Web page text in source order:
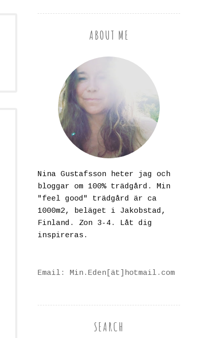
ABOUT ME
Nina Gustafsson heter jag och
bloggar om 100% trädgård. Min
"feel good" trädgård är ca
1000m2, beläget i Jakobstad,
Finland. Zon 3-4. Låt dig
inspireras.
Email: Min.Eden[ät]hotmail.com
SEARCH